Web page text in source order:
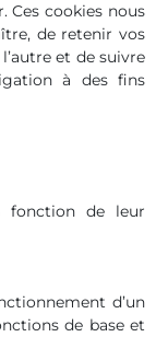
Ces cookies nous
de retenir vos
et de suivre
à des fins
fonction de leur
d’un
de base et